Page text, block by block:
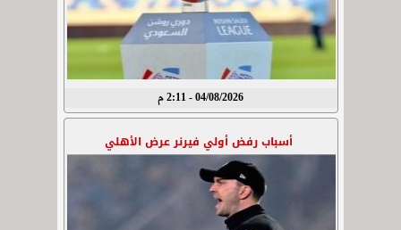
04/08/2026 - 2:11 م
أسباب رفض أولي فيرنر عرض الأهلي